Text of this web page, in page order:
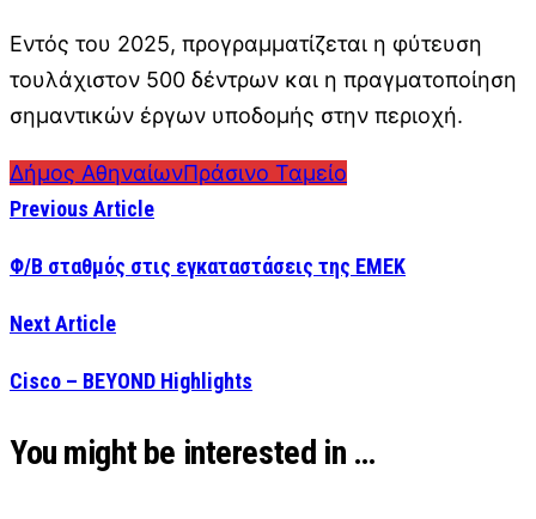
Εντός του 2025, προγραμματίζεται η φύτευση
τουλάχιστον 500 δέντρων και η πραγματοποίηση
σημαντικών έργων υποδομής στην περιοχή.
Δήμος ΑθηναίωνΠράσινο Ταμείο
Previous Article
Φ/Β σταθμός στις εγκαταστάσεις της ΕΜΕΚ
Next Article
Cisco – BEYOND Highlights
You might be interested in …